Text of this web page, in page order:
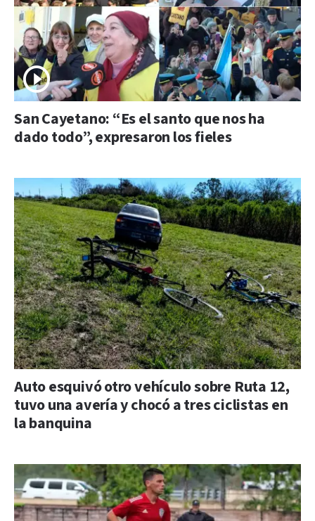
San Cayetano: “Es el santo que nos ha
dado todo”, expresaron los fieles
Auto esquivó otro vehículo sobre Ruta 12,
tuvo una avería y chocó a tres ciclistas en
la banquina